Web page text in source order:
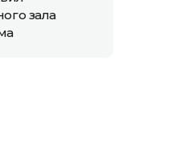
зала